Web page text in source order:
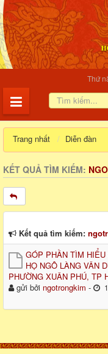
Thứ
Trang nhất Diễn đàn
KẾT QUẢ TÌM KIẾM:
Kết quả tìm kiếm:
GÓP PHẦN TÌM HIỂU
HỌ NGÔ LÀNG VÂN
PHƯỜNG XUÂN PHÚ, TP
gửi bởi ngotrongkim -